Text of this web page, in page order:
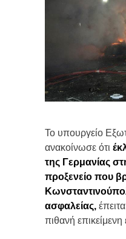
Το υπουργείο
ανακοίνωσε ότι
της Γερμανίας
προξενείο που
ασφαλείας,
πιθανή επικείμενη